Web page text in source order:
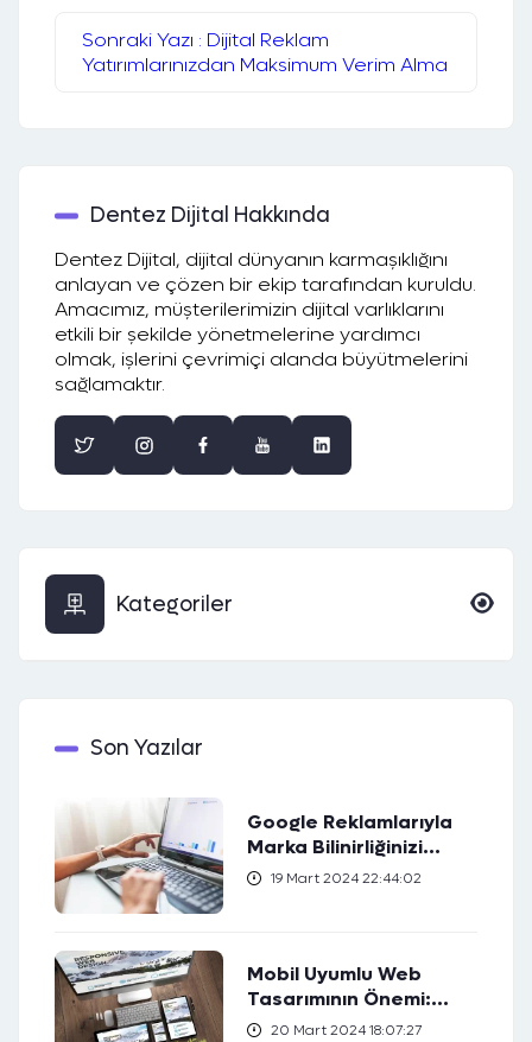
Sonraki Yazı : Dijital Reklam
Yatırımlarınızdan Maksimum Verim Alma
Dentez Dijital Hakkında
Dentez Dijital, dijital dünyanın karmaşıklığını
anlayan ve çözen bir ekip tarafından kuruldu.
Amacımız, müşterilerimizin dijital varlıklarını
etkili bir şekilde yönetmelerine yardımcı
olmak, işlerini çevrimiçi alanda büyütmelerini
sağlamaktır.
Kategoriler
Son Yazılar
Google Reklamlarıyla
Marka Bilinirliğinizi
Artırın
19 Mart 2024 22:44:02
Mobil Uyumlu Web
Tasarımının Önemi:
Kullanıcı Deneyimini
20 Mart 2024 18:07:27